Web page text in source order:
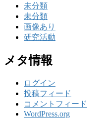
未分類
未分類
画像あり
研究活動
メタ情報
ログイン
投稿フィード
コメントフィード
WordPress.org